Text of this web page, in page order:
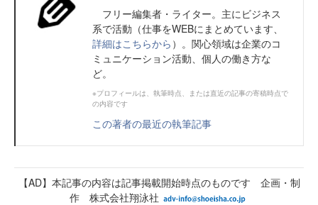
フリー編集者・ライター。主にビジネス
系で活動（仕事をWEBにまとめています、
詳細はこちらから ）。関心領域は企業のコ
ミュニケーション活動、個人の働き方な
ど。
※プロフィールは、執筆時点、または直近の記事の寄稿時点で
の内容です
この著者の最近の執筆記事
【AD】本記事の内容は記事掲載開始時点のものです 企画・制
作 株式会社翔泳社